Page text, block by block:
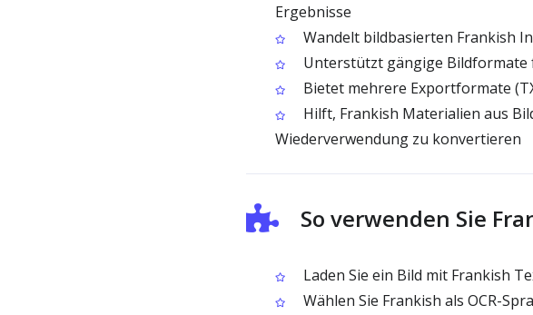
Ergebnisse
Wandelt bildbasierten Frankish
Unterstützt gängige Bildformate
Bietet mehrere Exportformate
Hilft, Frankish Materialien aus
Wiederverwendung zu konvertieren
So verwenden Sie
Laden Sie ein Bild mit Frankish
Wählen Sie Frankish als OCR-